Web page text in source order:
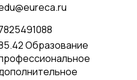
Образование